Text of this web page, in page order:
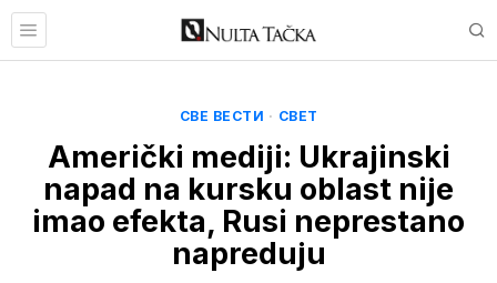
СВЕ ВЕСТИ · СВЕТ
Američki mediji: Ukrajinski
napad na kursku oblast nije
imao efekta, Rusi neprestano
napreduju